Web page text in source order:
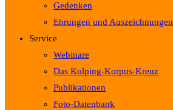
Gedenken
Ehrungen und Auszeichnungen
Service
Webinare
Das Kolping-Korpus-Kreuz
Publikationen
Foto-Datenbank